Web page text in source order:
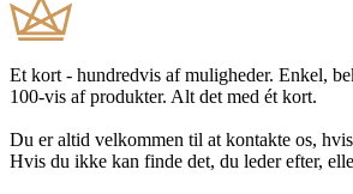
Et kort - hundredvis af muligheder. Enkel,
100-vis af produkter. Alt det med ét kort.
Du er altid velkommen til at kontakte os,
Hvis du ikke kan finde det, du leder efter,